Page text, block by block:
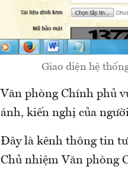
Giao diện hệ
Văn phòng Chính phủ
ánh, kiến nghị của
Đây là kênh thông tin
Chủ nhiệm Văn phòng